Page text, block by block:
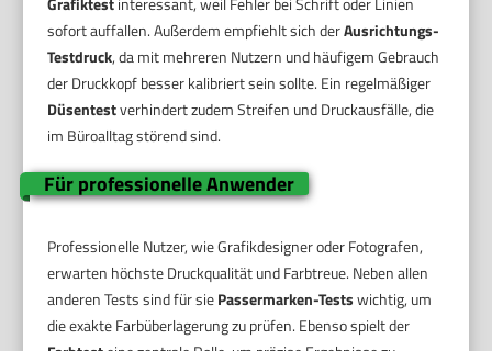
sofort auffallen. Außerdem empfiehlt sich derAusrichtungs-
Testdruck, da mit mehreren Nutzern und häufigem Gebrauch
der Druckkopf besser kalibriert sein sollte. Ein regelmäßiger
Düsentestverhindert zudem Streifen und Druckausfälle, die
im Büroalltag störend sind.
Für professionelle Anwender
Professionelle Nutzer, wie Grafikdesigner oder Fotografen,
erwarten höchste Druckqualität und Farbtreue. Neben allen
anderen Tests sind für siePassermarken-Testswichtig, um
die exakte Farbüberlagerung zu prüfen. Ebenso spielt der